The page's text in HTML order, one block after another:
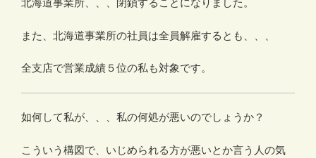
北海道事業所、、、閉鎖することになりました。
また、北海道事業所の社員は全員解雇するとも、、、
全支店で営業成績５位の私も対象です。
如何して私が、、、私の何処が悪いのでしょうか？
こういう構図で、いじめられる方が悪いとか言う人の気